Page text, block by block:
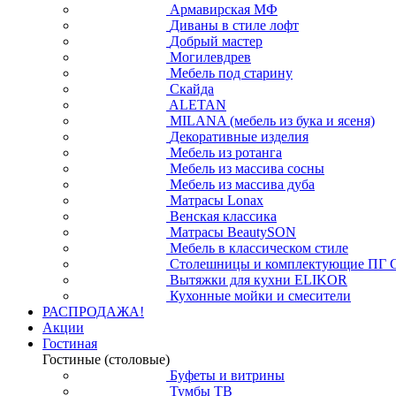
Армавирская МФ
Диваны в стиле лофт
Добрый мастер
Могилевдрев
Мебель под старину
Скайда
ALETAN
MILANA (мебель из бука и ясеня)
Декоративные изделия
Мебель из ротанга
Мебель из массива сосны
Мебель из массива дуба
Матрасы Lonax
Венская классика
Матрасы BeautySON
Мебель в классическом стиле
Столешницы и комплектующие ПГ
Вытяжки для кухни ELIKOR
Кухонные мойки и смесители
РАСПРОДАЖА!
Акции
Гостиная
Гостиные (столовые)
Буфеты и витрины
Тумбы ТВ